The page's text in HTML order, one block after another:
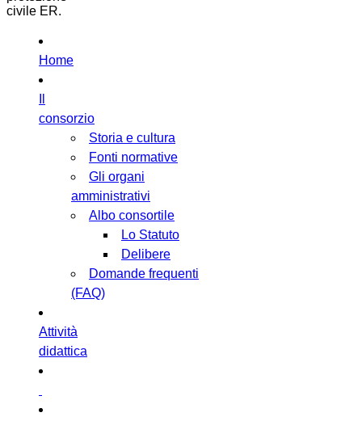
civile ER.
Home
consorzio
Storia e cultura
Fonti normative
Gli organi
amministrativi
Albo consortile
Lo Statuto
Delibere
Domande frequenti
(FAQ)
Attività
didattica